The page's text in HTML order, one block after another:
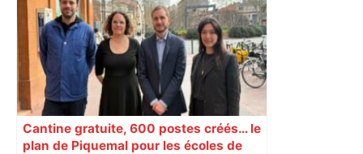
aguets – Rugbynistere
Cantine gratuite, 600 postes créés… le
plan de Piquemal pour les écoles de